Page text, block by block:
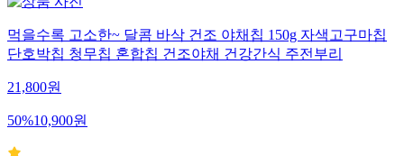
먹을수록 고소한~ 달콤 바삭 건조 야채칩 150g 자색고구마칩
단호박칩 청무칩 혼합칩 건조야채 건강간식 주전부리
21,800원
50%10,900원